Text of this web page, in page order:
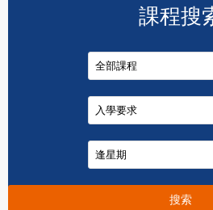
課程搜
搜索